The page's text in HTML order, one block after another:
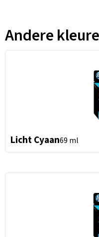
Andere
Licht Cyaan69 ml